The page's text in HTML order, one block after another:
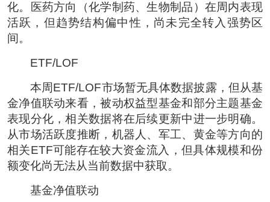
化。医药方向（化学制药、生物制品）在周内表现
活跃，但趋势结构偏中性，尚未完全转入强势区
间。
ETF/LOF
本周ETF/LOF市场暂无具体数据披露，但从基
金净值联动来看，被动权益型基金和部分主题基金
表现分化，相关数据将在后续更新中进一步明确。
从市场活跃度推断，机器人、军工、黄金等方向的
相关ETF可能存在较大资金流入，但具体规模和份
额变化尚无法从当前数据中获取。
基金净值联动